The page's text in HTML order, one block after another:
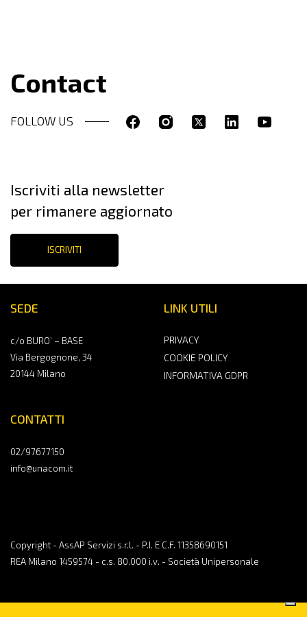
Contact
FOLLOW US
SEDE
c/o BURO’ – BASE
Via Bergognone, 34
20144 Milano
CONTATTI
02/97677150
info@unacom.it
LINK UTILI
PRIVACY
COOKIE POLICY
INFORMATIVA GDPR
Copyright - AssAP Servizi s.r.l. - P.I. E C.F. 11358690151
REA Milano 1459574 - c.s. 80.000 i.v. - Società Unipersonale
Iscriviti alla newsletter
per rimanere aggiornato
ISCRIVITI